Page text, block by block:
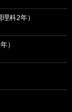
科2年）
）